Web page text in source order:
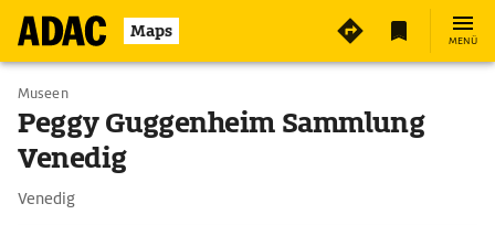
Maps MENÜ
Museen
Peggy Guggenheim Sammlung
Venedig
Venedig